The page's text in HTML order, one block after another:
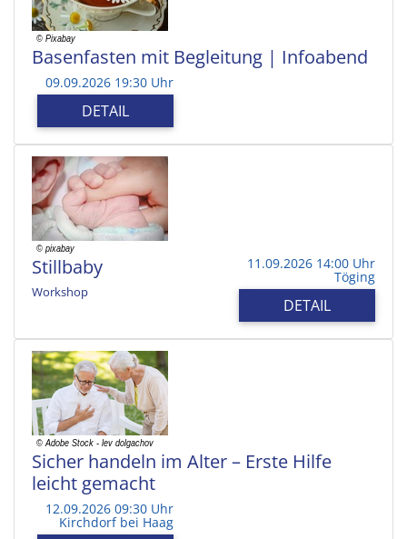
Basenfasten mit Begleitung | Infoabend
09.09.2026 19:30 Uhr
DETAIL
Stillbaby
Workshop
11.09.2026 14:00 Uhr
Töging
DETAIL
Sicher handeln im Alter – Erste Hilfe
leicht gemacht
12.09.2026 09:30 Uhr
Kirchdorf bei Haag